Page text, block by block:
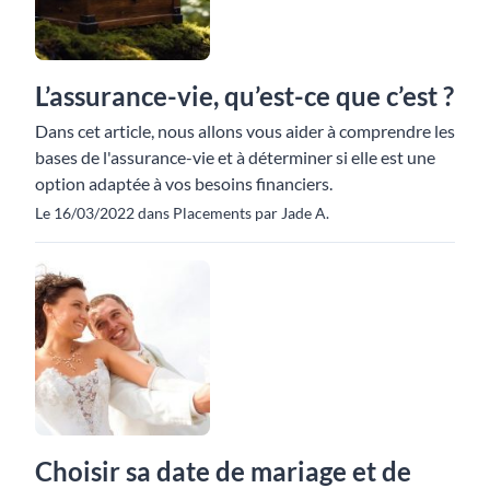
L’assurance-vie, qu’est-ce que c’est ?
Dans cet article, nous allons vous aider à comprendre les
bases de l'assurance-vie et à déterminer si elle est une
option adaptée à vos besoins financiers.
Le 16/03/2022 dans Placements par Jade A.
Choisir sa date de mariage et de